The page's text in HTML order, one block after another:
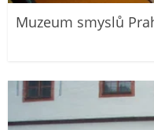
Muzeum smyslů